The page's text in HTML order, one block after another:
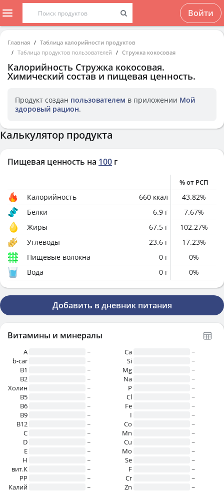
Войти
Главная
Таблица калорийности продуктов
Таблица продуктов пользователей
Стружка кокосовая
Калорийность Стружка кокосовая.
Химический состав и пищевая ценность.
Продукт создан пользователем в приложении Мой
здоровый рацион.
Калькулятор продукта
Пищевая ценность на 100 г
% от РСП
Калорийность 660 ккал 43.82%
Белки
6.9 г 7.67%
Жиры
67.5 г 102.27%
Углеводы
23.6 г 17.23%
Пищевые волокна
0 г 0%
Вода
0 г 0%
Добавить в дневник питания
Витамины и минералы
A
~
b-car
~
В1
~
B2
~
Холин
~
B5
~
B6
~
B9
~
B12
~
C
~
D
~
E
~
H
~
вит.К
~
PP
~
Калий
~
Ca
~
Si
~
Mg
~
Na
~
P
~
Cl
~
Fe
~
I
~
Co
~
Mn
~
Cu
~
Mo
~
Se
~
F
~
Cr
~
Zn
~